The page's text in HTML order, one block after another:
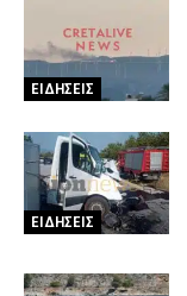
ΕΙΔΗΣΕΙΣ
ΕΙΔΗΣΕΙΣ